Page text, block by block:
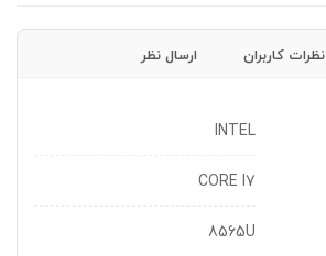
نظرات کاربران ارسال نظر
INTEL
CORE I7
8565U